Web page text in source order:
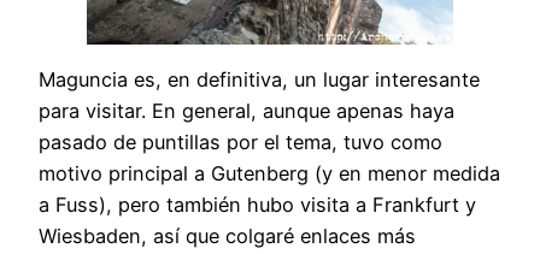
Maguncia es, en definitiva, un lugar interesante
para visitar. En general, aunque apenas haya
pasado de puntillas por el tema, tuvo como
motivo principal a Gutenberg (y en menor medida
a Fuss), pero también hubo visita a Frankfurt y
Wiesbaden, así que colgaré enlaces más